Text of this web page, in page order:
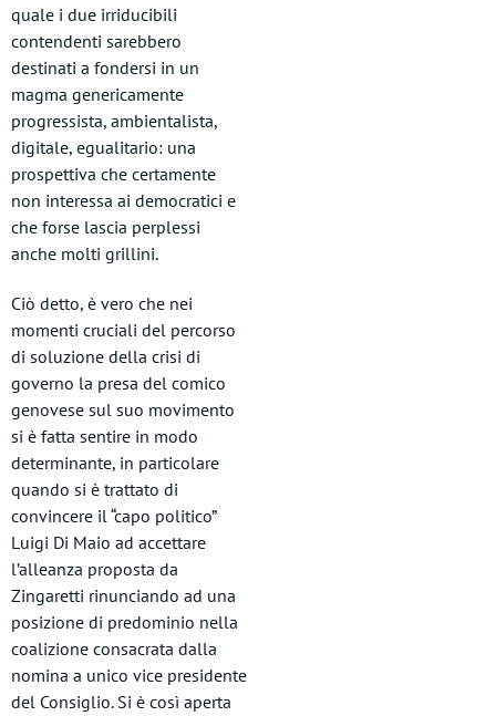
quale i due irriducibili
contendenti sarebbero
destinati a fondersi in un
magma genericamente
progressista, ambientalista,
digitale, egualitario: una
prospettiva che certamente
non interessa ai democratici e
che forse lascia perplessi
anche molti grillini.
Ciò detto, è vero che nei
momenti cruciali del percorso
di soluzione della crisi di
governo la presa del comico
genovese sul suo movimento
si è fatta sentire in modo
determinante, in particolare
quando si è trattato di
convincere il “capo politico”
Luigi Di Maio ad accettare
l’alleanza proposta da
Zingaretti rinunciando ad una
posizione di predominio nella
coalizione consacrata dalla
nomina a unico vice presidente
del Consiglio. Si è così aperta